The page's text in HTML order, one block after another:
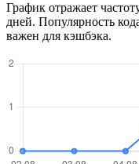
График отражает
дней. Популярность
важен для кэшбэка.